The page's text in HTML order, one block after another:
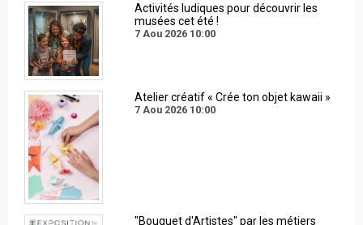
Activités ludiques pour découvrir les
musées cet été !
7 Aou 2026 10:00
Atelier créatif « Crée ton objet kawaii »
7 Aou 2026 10:00
"Bouquet d'Artistes" par les métiers